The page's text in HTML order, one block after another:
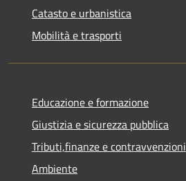
Catasto e urbanistica
Mobilità e trasporti
Educazione e formazione
Giustizia e sicurezza pubblica
Tributi,finanze e contravvenzioni
Ambiente